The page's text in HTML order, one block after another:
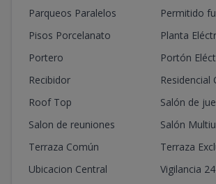
Parqueos Paralelos
Permitido
Pisos Porcelanato
Planta
Portero
Portón
Recibidor
Residencial
Roof Top
Salón de
Salon de reuniones
Salón
Terraza Común
Terraza
Ubicacion Central
Vigilancia